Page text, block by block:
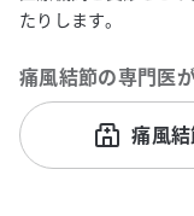
たりします。
痛風結節の専門医
痛風